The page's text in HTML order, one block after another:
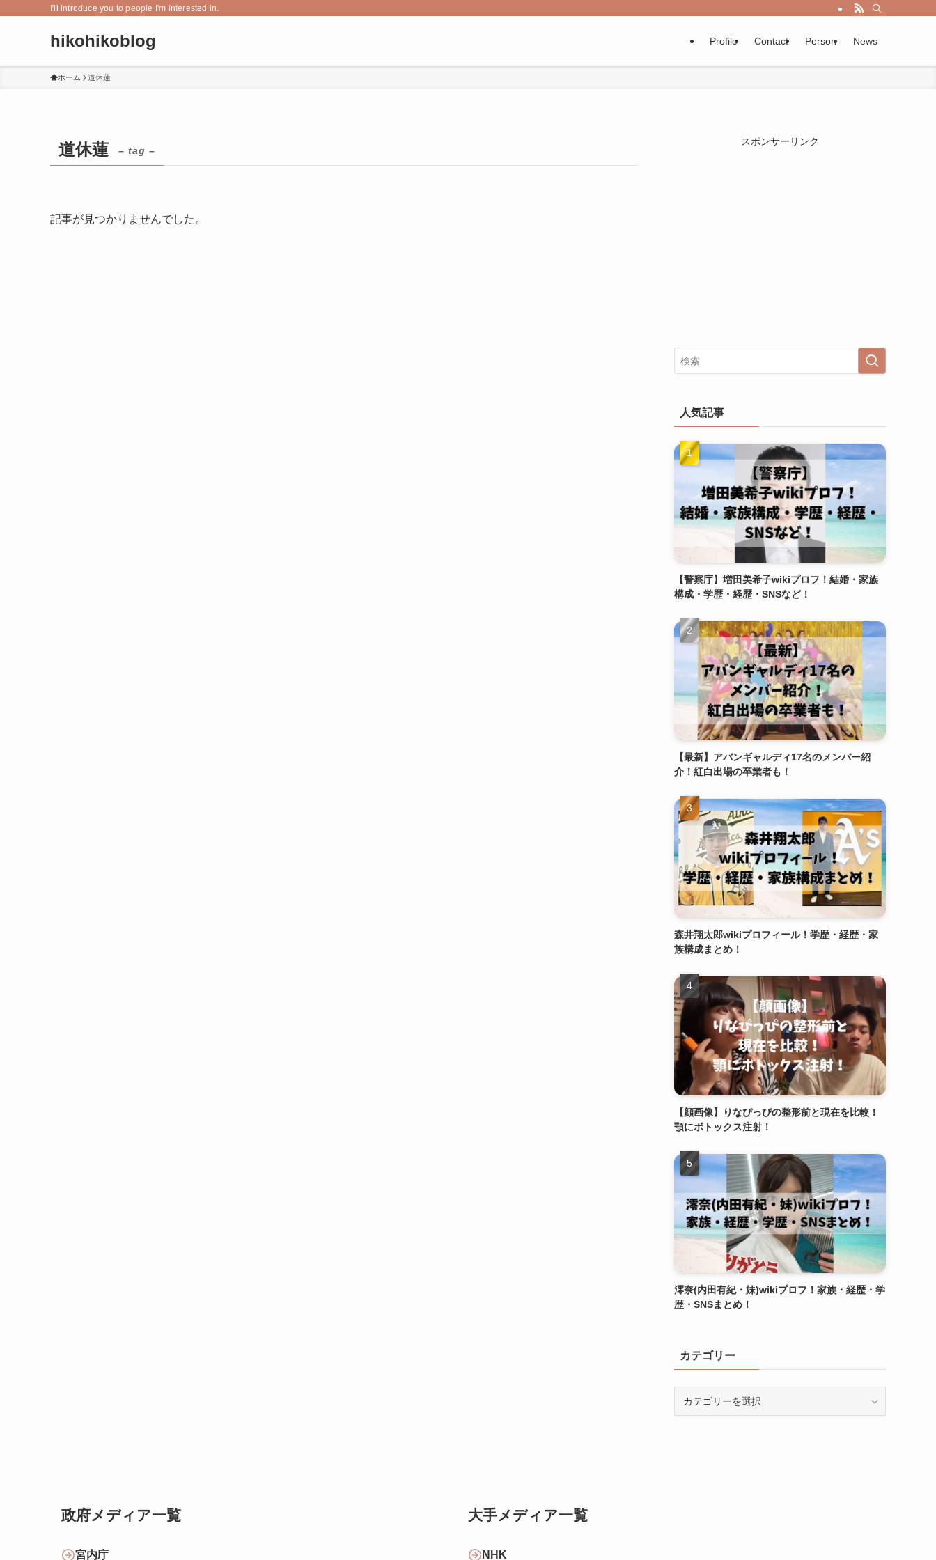
I'll introduce you to people I'm interested in.
hikohikoblog Profile Contact Person News
ホーム 道休蓮
道休蓮 – tag –
記事が見つかりませんでした。
スポンサーリンク
人気記事
【警察庁】増田美希子wikiプロフ！結婚・家族
構成・学歴・経歴・SNSなど！
【最新】アバンギャルディ17名のメンバー紹
介！紅白出場の卒業者も！
森井翔太郎wikiプロフィール！学歴・経歴・家
族構成まとめ！
【顔画像】りなぴっぴの整形前と現在を比較！
顎にボトックス注射！
澪奈(内田有紀・妹)wikiプロフ！家族・経歴・学
歴・SNSまとめ！
カテゴリー
政府メディア一覧 大手メディア一覧
宮内庁 NHK